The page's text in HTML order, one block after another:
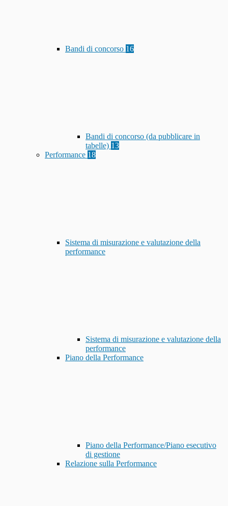
Bandi di concorso 16
Bandi di concorso (da pubblicare in
tabelle) 13
Performance 18
Sistema di misurazione e valutazione della
performance
Sistema di misurazione e valutazione della
performance
Piano della Performance
Piano della Performance/Piano esecutivo
di gestione
Relazione sulla Performance